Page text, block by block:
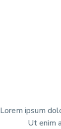
Lorem ipsum
Ut enim